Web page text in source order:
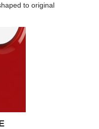
to original